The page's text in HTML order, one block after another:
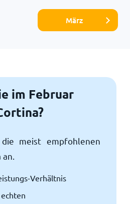
März
im Februar
meist empfohlenen
Verhältnis